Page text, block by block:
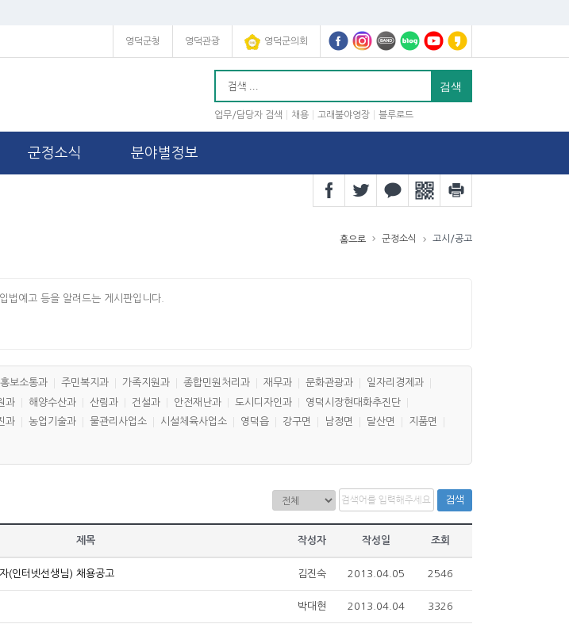
영덕군청 영덕관광 영덕군의회
업무/담당자 검색 채용 고래불야영장 블루로드
군정소식 분야별정보
홈으로 군정소식 고시/공고
법예고 등을 알려드는 게시판입니다.
홍보소통과 주민복지과 가족지원과 종합민원처리과 재무과 문화관광과
일자리경제과
과 해양수산과 산림과 건설과 안전재난과 도시디자인과
영덕시장현대화추진단
과 농업기술과 물관리사업소 시설체육사업소 영덕읍 강구면 남정면 달산면
지품면
검색
제목 작성자 작성일 조회
(인터넷선생님) 채용공고 김진숙 2013.04.05 2546
박대현 2013.04.04 3326